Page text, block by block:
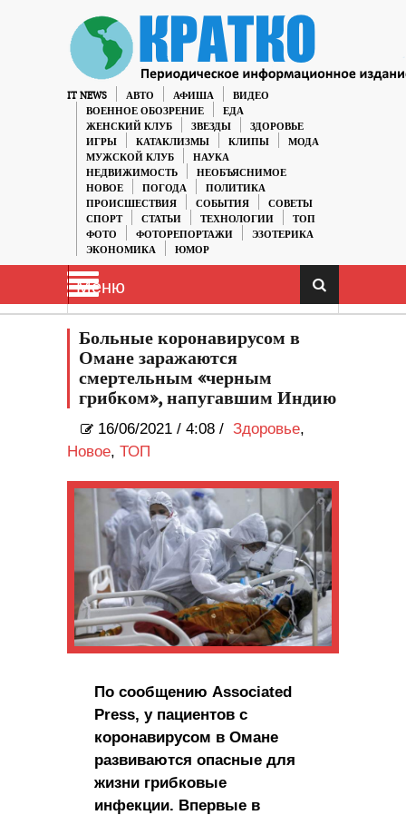
IT NEWS АВТО АФИША
ВИДЕО
ВОЕННОЕ ОБОЗРЕНИЕ
ЕДА
ЖЕНСКИЙ КЛУБ
ЗВЕЗДЫ
ЗДОРОВЬЕ
ИГРЫ
КАТАКЛИЗМЫ КЛИПЫ
МОДА
МУЖСКОЙ КЛУБ
НАУКА
НЕДВИЖИМОСТЬ
НЕОБЪЯСНИМОЕ
НОВОЕ
ПОГОДА
ПОЛИТИКА
ПРОИСШЕСТВИЯ
СОБЫТИЯ
СОВЕТЫ
СПОРТ
СТАТЬИ ТЕХНОЛОГИИ
ТОП
ФОТО
ФОТОРЕПОРТАЖИ
ЭЗОТЕРИКА
ЭКОНОМИКА
ЮМОР
Меню
Больные коронавирусом в
Омане заражаются
смертельным «черным
грибком», напугавшим Индию
16/06/2021 / 4:08 / Здоровье,
Новое, ТОП
По сообщению Associated
Press, у пациентов с
коронавирусом в Омане
развиваются опасные для
жизни грибковые
инфекции. Впервые в